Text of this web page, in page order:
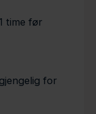
time før
for